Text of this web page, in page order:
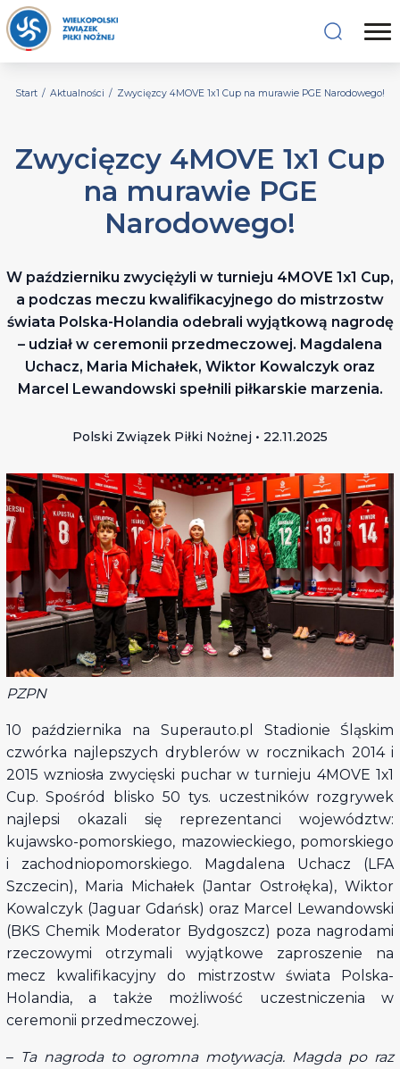
Start / Aktualności / Zwycięzcy 4MOVE 1x1 Cup na murawie PGE Narodowego!
Zwycięzcy 4MOVE 1x1 Cup
na murawie PGE
Narodowego!
W październiku zwyciężyli w turnieju 4MOVE 1x1 Cup,
a podczas meczu kwalifikacyjnego do mistrzostw
świata Polska-Holandia odebrali wyjątkową nagrodę
– udział w ceremonii przedmeczowej. Magdalena
Uchacz, Maria Michałek, Wiktor Kowalczyk oraz
Marcel Lewandowski spełnili piłkarskie marzenia.
Polski Związek Piłki Nożnej • 22.11.2025
PZPN
10 października na Superauto.pl Stadionie Śląskim
czwórka najlepszych dryblerów w rocznikach 2014 i
2015 wzniosła zwycięski puchar w turnieju 4MOVE 1x1
Cup. Spośród blisko 50 tys. uczestników rozgrywek
najlepsi okazali się reprezentanci województw:
kujawsko-pomorskiego, mazowieckiego, pomorskiego
i zachodniopomorskiego. Magdalena Uchacz (LFA
Szczecin), Maria Michałek (Jantar Ostrołęka), Wiktor
Kowalczyk (Jaguar Gdańsk) oraz Marcel Lewandowski
(BKS Chemik Moderator Bydgoszcz) poza nagrodami
rzeczowymi otrzymali wyjątkowe zaproszenie na
mecz kwalifikacyjny do mistrzostw świata Polska-
Holandia, a także możliwość uczestniczenia w
ceremonii przedmeczowej.
– Ta nagroda to ogromna motywacja. Magda po raz